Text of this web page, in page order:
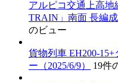
アルピコ交通上高地
TRAIN」南面 長編成
のビュー
貨物列車 EH200-15+
ー（2025/6/9）
19件